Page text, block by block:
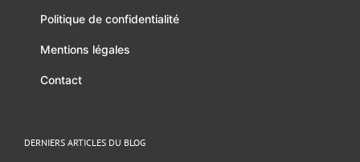
Politique de confidentialité
Mentions légales
Contact
DERNIERS ARTICLES DU BLOG